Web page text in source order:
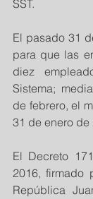
SST.
El pasado 31
para que las
diez
Sistema;
de febrero, el
31 de enero de
El Decreto
2016, firmado
República